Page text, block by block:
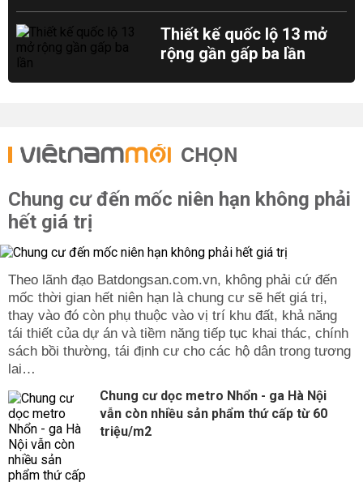
Thiết kế quốc lộ 13 mở
rộng gần gấp ba lần
CHỌN
Chung cư đến mốc niên hạn không phải
hết giá trị
Theo lãnh đạo Batdongsan.com.vn, không phải cứ đến
mốc thời gian hết niên hạn là chung cư sẽ hết giá trị,
thay vào đó còn phụ thuộc vào vị trí khu đất, khả năng
tái thiết của dự án và tiềm năng tiếp tục khai thác, chính
sách bồi thường, tái định cư cho các hộ dân trong tương
lai…
Chung cư dọc metro Nhổn - ga Hà Nội
vẫn còn nhiều sản phẩm thứ cấp từ 60
triệu/m2